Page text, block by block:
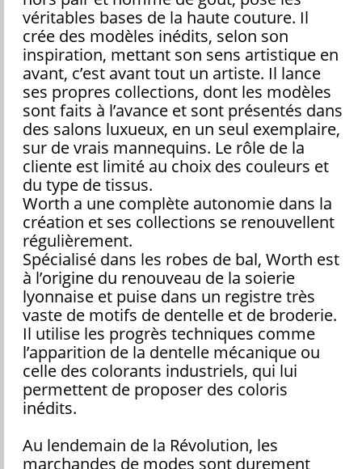
véritables bases de la haute couture. Il
crée des modèles inédits, selon son
inspiration, mettant son sens artistique en
avant, c’est avant tout un artiste. Il lance
ses propres collections, dont les modèles
sont faits à l’avance et sont présentés dans
des salons luxueux, en un seul exemplaire,
sur de vrais mannequins. Le rôle de la
cliente est limité au choix des couleurs et
du type de tissus.
Worth a une complète autonomie dans la
création et ses collections se renouvellent
régulièrement.
Spécialisé dans les robes de bal, Worth est
à l’origine du renouveau de la soierie
lyonnaise et puise dans un registre très
vaste de motifs de dentelle et de broderie.
Il utilise les progrès techniques comme
l’apparition de la dentelle mécanique ou
celle des colorants industriels, qui lui
permettent de proposer des coloris
inédits.
Au lendemain de la Révolution, les
marchandes de modes sont durement